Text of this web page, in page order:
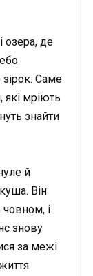
озера, де
зірок. Саме
мріють
знайти
й
Він
човном, і
знову
за межі